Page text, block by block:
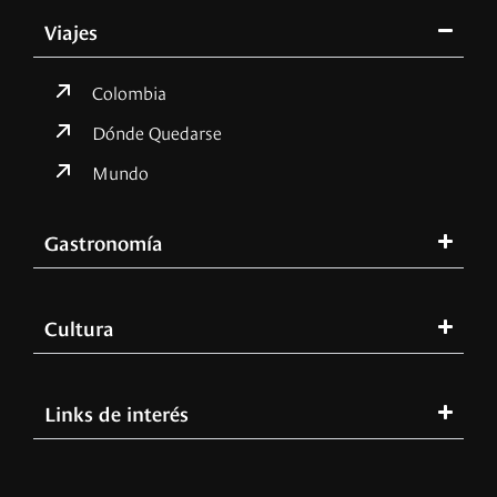
Viajes
Colombia
Dónde Quedarse
Mundo
Gastronomía
Cultura
Links de interés